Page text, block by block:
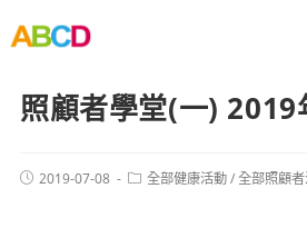
照顧者學堂(一) 2019
2019-07-08 全部健康活動/全部照顧